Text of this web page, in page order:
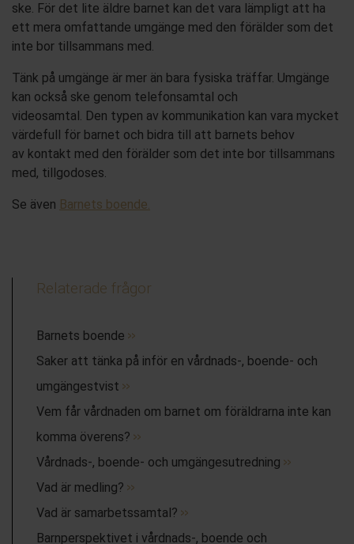
ske. För det lite äldre barnet kan det vara lämpligt att ha
ett mera omfattande umgänge med den förälder som det
inte bor tillsammans med.
Tänk på umgänge är mer än bara fysiska träffar. Umgänge
kan också ske genom telefonsamtal och
videosamtal. Den typen av kommunikation kan vara mycket
värdefull för barnet och bidra till att barnets behov
av kontakt med den förälder som det inte bor tillsammans
med, tillgodoses.
Se även Barnets boende.
Relaterade frågor
Barnets boende
Saker att tänka på inför en vårdnads-, boende- och
umgängestvist
Vem får vårdnaden om barnet om föräldrarna inte kan
komma överens?
Vårdnads-, boende- och umgängesutredning
Vad är medling?
Vad är samarbetssamtal?
Barnperspektivet i vårdnads-, boende och